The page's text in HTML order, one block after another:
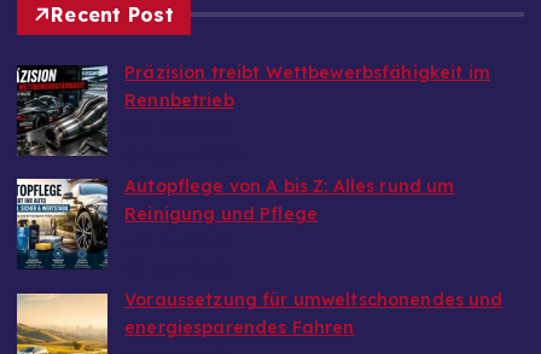
Recent Post
Präzision treibt Wettbewerbsfähigkeit im
Rennbetrieb
Autopflege von A bis Z: Alles rund um
Reinigung und Pflege
Voraussetzung für umweltschonendes und
energiesparendes Fahren